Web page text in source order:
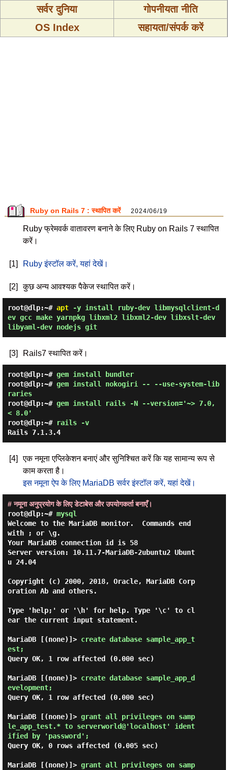
सर्वर दुनिया
गोपनीयता नीति
OS Index
सहायता/संपर्क करें
Ruby on Rails 7 : स्थापित करें 2024/06/19
Ruby फ्रेमवर्क वातावरण बनाने के लिए Ruby on Rails 7 स्थापित
करें।
[1] Ruby इंस्टॉल करें, यहां देखें।
[2] कुछ अन्य आवश्यक पैकेज स्थापित करें।
root@dlp:~# apt-y install ruby-dev libmysqlclient-d
ev gcc make yarnpkg libxml2 libxml2-dev libxslt-dev
libyaml-dev nodejs git
[3] Rails7 स्थापित करें।
root@dlp:~# gem install bundler
root@dlp:~# gem install nokogiri -- --use-system-lib
raries
root@dlp:~# gem install rails -N --version='~> 7.0,
< 8.0'
root@dlp:~# rails -v
Rails 7.1.3.4
[4]
एक नमूना एप्लिकेशन बनाएं और सुनिश्चित करें कि यह सामान्य रूप से
काम करता है।
इस नमूना ऐप के लिए MariaDB सर्वर इंस्टॉल करें, यहां देखें।
# नमूना अनुप्रयोग के लिए डेटाबेस और उपयोगकर्ता बनाएँ।
root@dlp:~# mysql
Welcome to the MariaDB monitor.  Commands end
with ; or \g.
Your MariaDB connection id is 58
Server version: 10.11.7-MariaDB-2ubuntu2 Ubunt
u 24.04
Copyright (c) 2000, 2018, Oracle, MariaDB Corp
oration Ab and others.
Type 'help;' or '\h' for help. Type '\c' to cl
ear the current input statement.
MariaDB [(none)]> create database sample_app_t
est;
Query OK, 1 row affected (0.000 sec)
MariaDB [(none)]> create database sample_app_d
evelopment;
Query OK, 1 row affected (0.000 sec)
MariaDB [(none)]> grant all privileges on samp
le_app_test.* to serverworld@'localhost' ident
ified by 'password';
Query OK, 0 rows affected (0.005 sec)
MariaDB [(none)]> grant all privileges on samp